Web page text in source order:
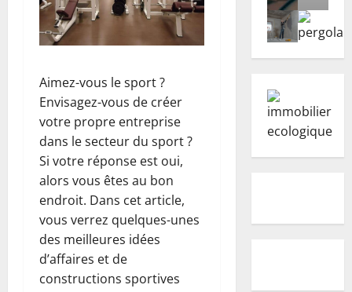
Aimez-vous le sport ?
Envisagez-vous de créer
votre propre entreprise
dans le secteur du sport ?
Si votre réponse est oui,
alors vous êtes au bon
endroit. Dans cet article,
vous verrez quelques-unes
des meilleures idées
d’affaires et de
constructions sportives